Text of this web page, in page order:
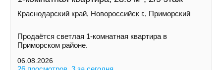
Краснодарский край, Новороссийск г., Приморский
Продаётся светлая 1-комнатная квартира в
Приморском районе.
06.08.2026